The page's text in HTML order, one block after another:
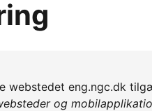
webstedet eng.ngc.dk
og